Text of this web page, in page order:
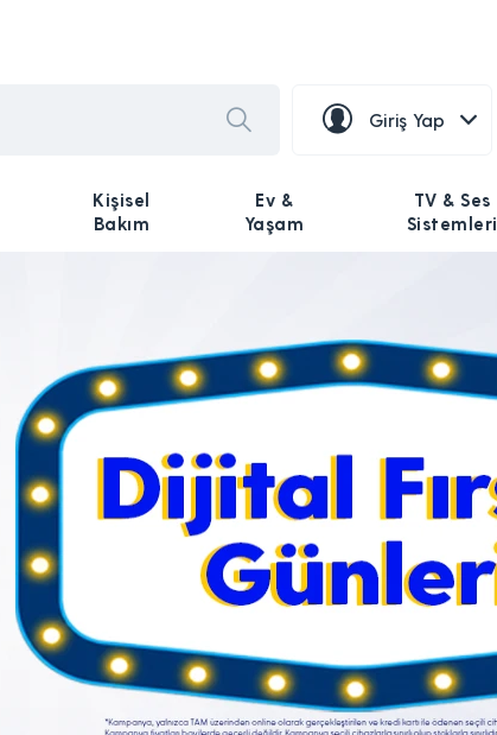
Giriş Yap
Kişisel
Bakım
Ev &
Yaşam
TV & Ses
Sistemleri